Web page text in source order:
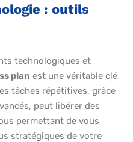
: outils
technologiques et
plan est une véritable clé
tâches répétitives, grâce
peut libérer des
permettant de vous
stratégiques de votre